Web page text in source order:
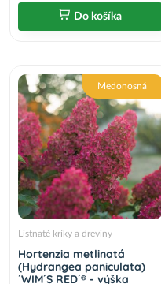
Do košíka
Medonosná
Listnaté kríky a dreviny
Hortenzia metlinatá
(Hydrangea paniculata)
´WIM´S RED´® - výška